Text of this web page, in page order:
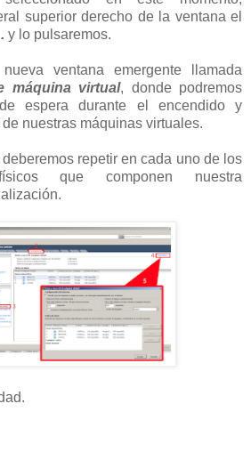
superior derecho de la ventana el
y lo pulsaremos.
ventana emergente llamada
máquina virtual, donde podremos
espera durante el encendido y
nuestras máquinas virtuales.
repetir en cada uno de los
que componen nuestra